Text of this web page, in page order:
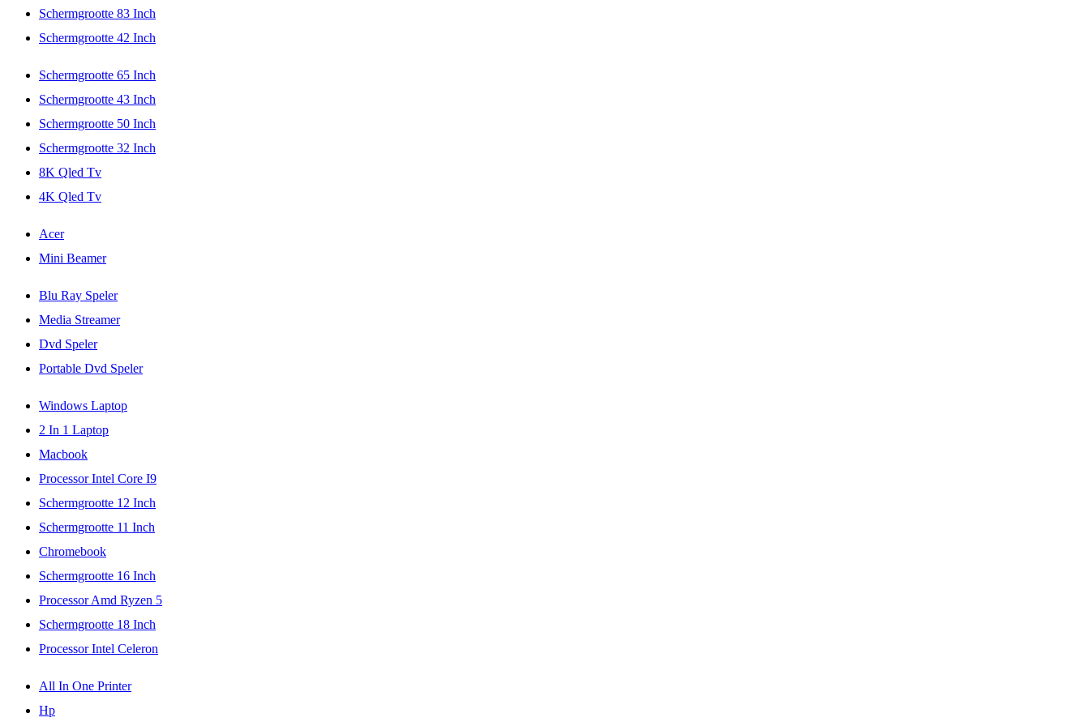
Schermgrootte 83 Inch
Schermgrootte 42 Inch
Schermgrootte 65 Inch
Schermgrootte 43 Inch
Schermgrootte 50 Inch
Schermgrootte 32 Inch
8K Qled Tv
4K Qled Tv
Acer
Mini Beamer
Blu Ray Speler
Media Streamer
Dvd Speler
Portable Dvd Speler
Windows Laptop
2 In 1 Laptop
Macbook
Processor Intel Core I9
Schermgrootte 12 Inch
Schermgrootte 11 Inch
Chromebook
Schermgrootte 16 Inch
Processor Amd Ryzen 5
Schermgrootte 18 Inch
Processor Intel Celeron
All In One Printer
Hp